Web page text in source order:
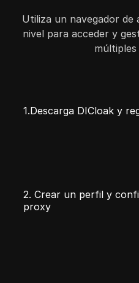
Utiliza un navegador
nivel para acceder y
1.Descarga DICloak y
2. Crear un perfil y
proxy